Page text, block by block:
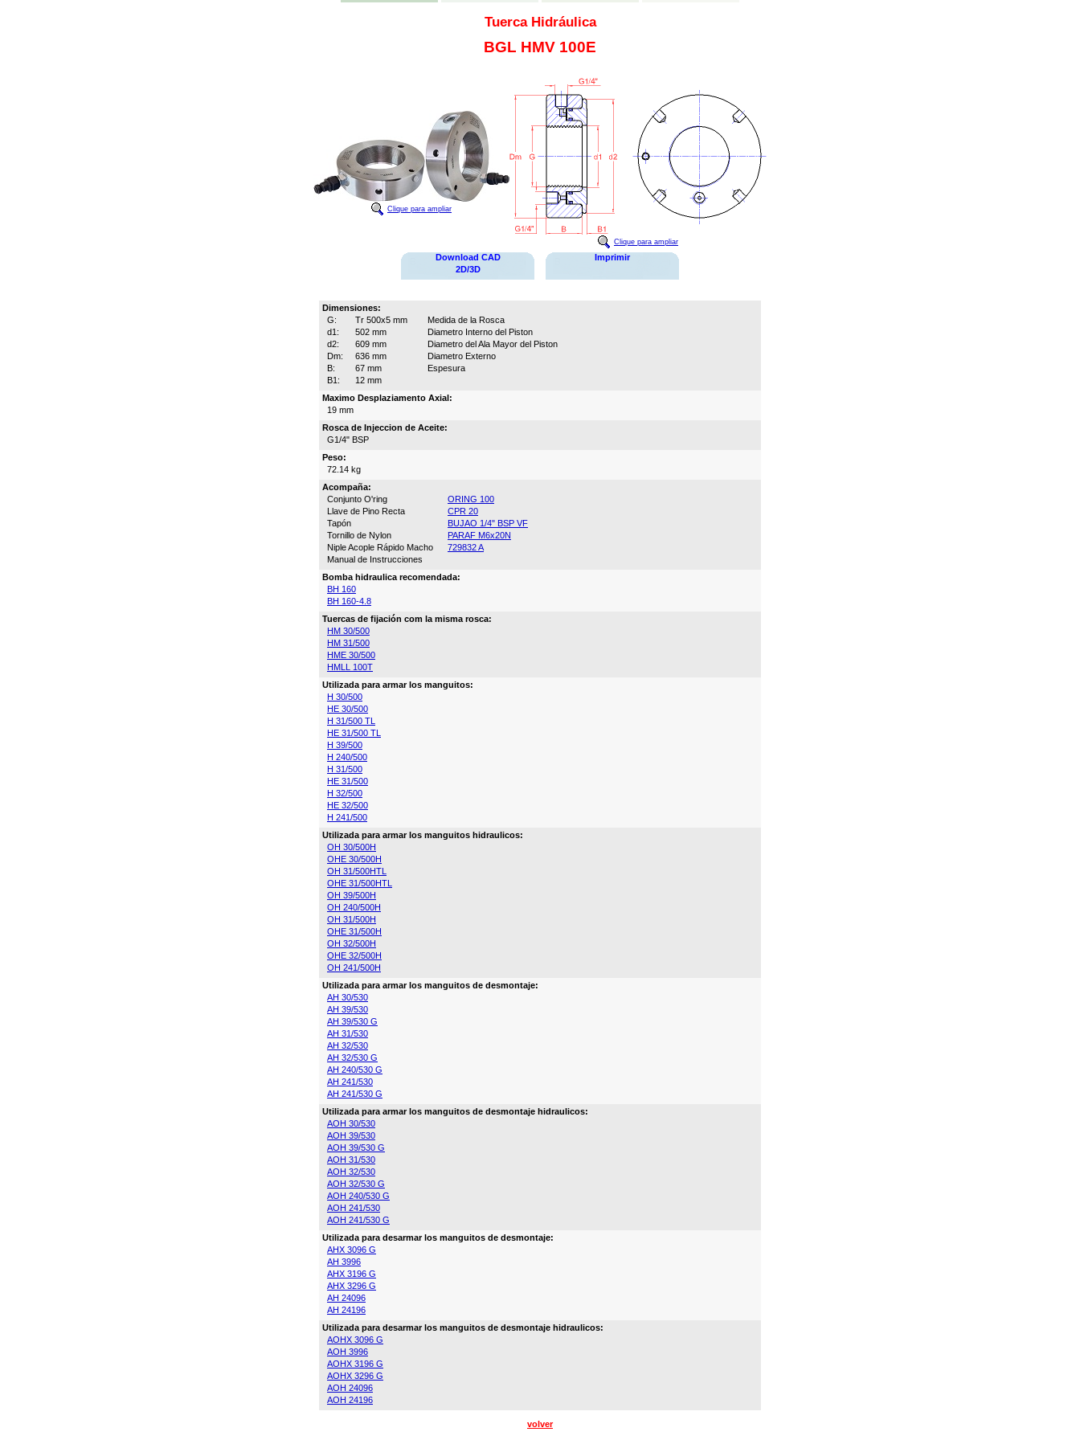
Tuerca Hidráulica
BGL HMV 100E
Clique para ampliar
Clique para ampliar
Download CAD
2D/3D
Imprimir
Dimensiones:
G:
Tr 500x5 mm
Medida de la Rosca
d1:
502 mm
Diametro Interno del Piston
d2:
609 mm
Diametro del Ala Mayor del Piston
Dm:
636 mm
Diametro Externo
B:
67 mm
Espesura
B1:
12 mm
Maximo Desplaziamento Axial:
19 mm
Rosca de Injeccion de Aceite:
G1/4" BSP
Peso:
72.14 kg
Acompaña:
Conjunto O'ring
ORING 100
Llave de Pino Recta
CPR 20
Tapón
BUJAO 1/4" BSP VF
Tornillo de Nylon
PARAF M6x20N
Niple Acople Rápido Macho
729832 A
Manual de Instrucciones
Bomba hidraulica recomendada:
BH 160
BH 160-4.8
Tuercas de fijación com la misma rosca:
HM 30/500
HM 31/500
HME 30/500
HMLL 100T
Utilizada para armar los manguitos:
H 30/500
HE 30/500
H 31/500 TL
HE 31/500 TL
H 39/500
H 240/500
H 31/500
HE 31/500
H 32/500
HE 32/500
H 241/500
Utilizada para armar los manguitos hidraulicos:
OH 30/500H
OHE 30/500H
OH 31/500HTL
OHE 31/500HTL
OH 39/500H
OH 240/500H
OH 31/500H
OHE 31/500H
OH 32/500H
OHE 32/500H
OH 241/500H
Utilizada para armar los manguitos de desmontaje:
AH 30/530
AH 39/530
AH 39/530 G
AH 31/530
AH 32/530
AH 32/530 G
AH 240/530 G
AH 241/530
AH 241/530 G
Utilizada para armar los manguitos de desmontaje hidraulicos:
AOH 30/530
AOH 39/530
AOH 39/530 G
AOH 31/530
AOH 32/530
AOH 32/530 G
AOH 240/530 G
AOH 241/530
AOH 241/530 G
Utilizada para desarmar los manguitos de desmontaje:
AHX 3096 G
AH 3996
AHX 3196 G
AHX 3296 G
AH 24096
AH 24196
Utilizada para desarmar los manguitos de desmontaje hidraulicos:
AOHX 3096 G
AOH 3996
AOHX 3196 G
AOHX 3296 G
AOH 24096
AOH 24196
volver